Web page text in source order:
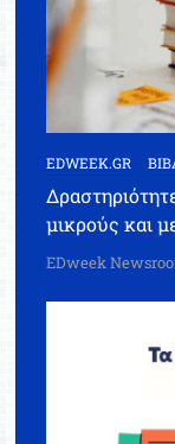
EDWEEK.GR
μικρούς και
EDweek